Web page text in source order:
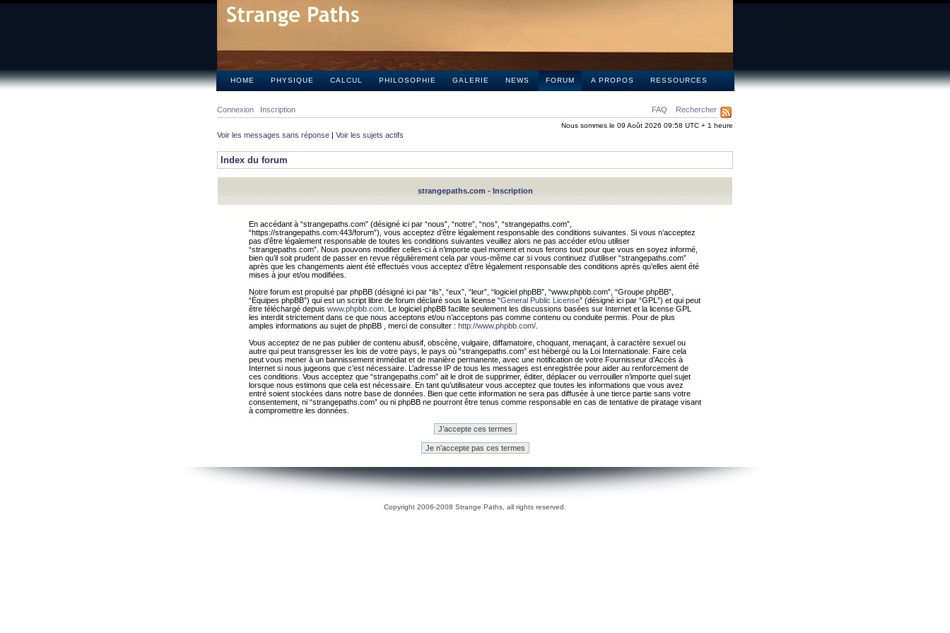
HOME PHYSIQUE CALCUL PHILOSOPHIE GALERIE NEWS FORUM A PROPOS RESSOURCES
FAQ Rechercher
Connexion Inscription
Nous sommes le 09 Août 2026 09:58 UTC + 1 heure
Voir les messages sans réponse | Voir les sujets actifs
Index du forum
strangepaths.com - Inscription
En accédant à “strangepaths.com” (désigné ici par “nous”, “notre”, “nos”, “strangepaths.com”,
“https://strangepaths.com:443/forum”), vous acceptez d’être légalement responsable des conditions suivantes. Si vous n’acceptez
pas d’être légalement responsable de toutes les conditions suivantes veuillez alors ne pas accéder et/ou utiliser
“strangepaths.com”. Nous pouvons modifier celles-ci à n’importe quel moment et nous ferons tout pour que vous en soyez informé,
bien qu’il soit prudent de passer en revue régulièrement cela par vous-même car si vous continuez d’utiliser “strangepaths.com”
après que les changements aient été effectués vous acceptez d’être légalement responsable des conditions après qu’elles aient été
mises à jour et/ou modifiées.
Notre forum est propulsé par phpBB (désigné ici par “ils”, “eux”, “leur”, “logiciel phpBB”, “www.phpbb.com”, “Groupe phpBB”,
“Équipes phpBB”) qui est un script libre de forum déclaré sous la license “General Public License” (désigné ici par “GPL”) et qui peut
être téléchargé depuis www.phpbb.com . Le logiciel phpBB facilite seulement les discussions basées sur Internet et la license GPL
les interdit strictement dans ce que nous acceptons et/ou n’acceptons pas comme contenu ou conduite permis. Pour de plus
amples informations au sujet de phpBB , merci de consulter : http://www.phpbb.com/
Vous acceptez de ne pas publier de contenu abusif, obscène, vulgaire, diffamatoire, choquant, menaçant, à caractère sexuel ou
autre qui peut transgresser les lois de votre pays, le pays où “strangepaths.com” est hébergé ou la Loi Internationale. Faire cela
peut vous mener à un bannissement immédiat et de manière permanente, avec une notification de votre Fournisseur d’Accès à
Internet si nous jugeons que c’est nécessaire. L’adresse IP de tous les messages est enregistrée pour aider au renforcement de
ces conditions. Vous acceptez que “strangepaths.com” ait le droit de supprimer, éditer, déplacer ou verrouiller n’importe quel sujet
lorsque nous estimons que cela est nécessaire. En tant qu’utilisateur vous acceptez que toutes les informations que vous avez
entré soient stockées dans notre base de données. Bien que cette information ne sera pas diffusée à une tierce partie sans votre
consentement, ni “strangepaths.com” ou ni phpBB ne pourront être tenus comme responsable en cas de tentative de piratage visant
à compromettre les données.
Copyright 2006-2008 Strange Paths, all rights reserved.